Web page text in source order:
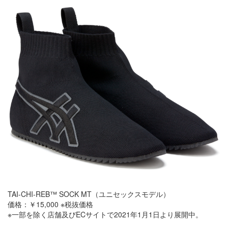
TAI-CHI-REB™️ SOCK MT（ユニセックスモデル）
価格：￥15,000 ※税抜価格
※一部を除く店舗及びECサイトで2021年1月1日より展開中。